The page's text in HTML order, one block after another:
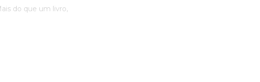
do que um livro,